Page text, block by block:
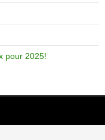
pour 2025!